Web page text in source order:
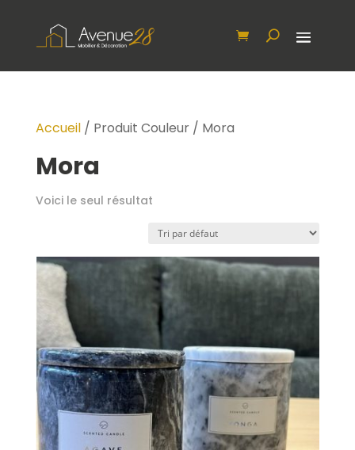
Accueil/ Produit Couleur / Mora
Mora
Voici le seul résultat